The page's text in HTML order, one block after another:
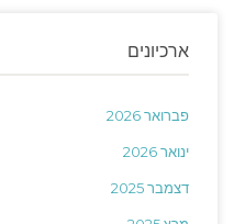
ארכיונים
פברואר 2026
ינואר 2026
דצמבר 2025